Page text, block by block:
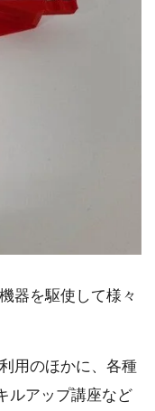
器を駆使して様々
用のほかに、各種
ルアップ講座など